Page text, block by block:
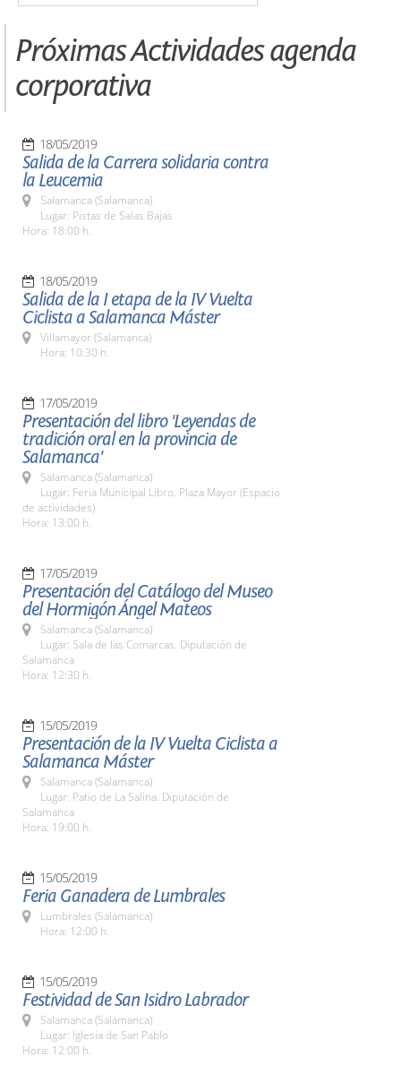
Próximas Actividades agenda
corporativa
18/05/2019
Salida de la Carrera solidaria contra
la Leucemia
Salamanca (Salamanca)
Lugar: Pistas de Salas Bajas
Hora: 18:00 h.
18/05/2019
Salida de la I etapa de la IV Vuelta
Ciclista a Salamanca Máster
Villamayor (Salamanca)
Hora: 10:30 h.
17/05/2019
Presentación del libro 'Leyendas de
tradición oral en la provincia de
Salamanca'
Salamanca (Salamanca)
Lugar: Feria Municipal Libro. Plaza Mayor (Espacio
de actividades)
Hora: 13:00 h.
17/05/2019
Presentación del Catálogo del Museo
del Hormigón Ángel Mateos
Salamanca (Salamanca)
Lugar: Sala de las Comarcas. Diputación de
Salamanca
Hora: 12:30 h.
15/05/2019
Presentación de la IV Vuelta Ciclista a
Salamanca Máster
Salamanca (Salamanca)
Lugar: Patio de La Salina. Diputación de
Salamanca
Hora: 19:00 h.
15/05/2019
Feria Ganadera de Lumbrales
Lumbrales (Salamanca)
Hora: 12:00 h.
15/05/2019
Festividad de San Isidro Labrador
Salamanca (Salamanca)
Lugar: Iglesia de San Pablo
Hora: 12:00 h.